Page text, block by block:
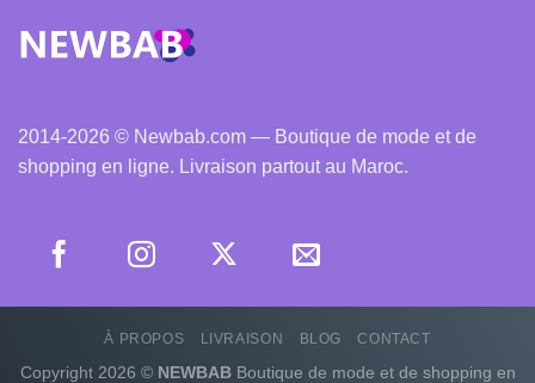
2014-2026 © Newbab.com — Boutique de mode et de
shopping en ligne. Livraison partout au Maroc.
À PROPOS LIVRAISON BLOG CONTACT
Copyright 2026 © NEWBABBoutique de mode et de shopping en